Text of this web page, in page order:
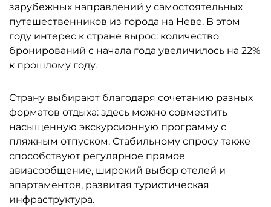
зарубежных направлений у самостоятельных
путешественников из города на Неве. В этом
году интерес к стране вырос: количество
бронирований с начала года увеличилось на 22%
к прошлому году.
Страну выбирают благодаря сочетанию разных
форматов отдыха: здесь можно совместить
насыщенную экскурсионную программу с
пляжным отпуском. Стабильному спросу также
способствуют регулярное прямое
авиасообщение, широкий выбор отелей и
апартаментов, развитая туристическая
инфраструктура.